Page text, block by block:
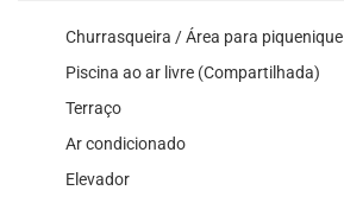
Churrasqueira / Área para piquenique
Piscina ao ar livre (Compartilhada)
Terraço
Ar condicionado
Elevador